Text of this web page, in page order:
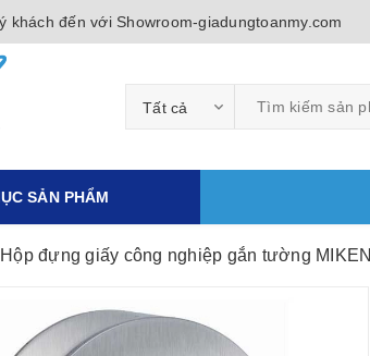
khách đến với Showroom-giadungtoanmy.com
Tất cả
SẢN PHẨM
Hộp đựng giấy công nghiệp gắn tường MIKEN